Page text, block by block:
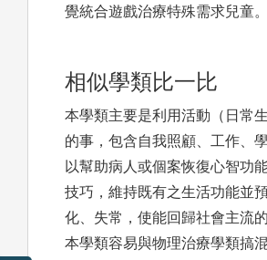
覺統合遊戲治療特殊需求兒童。
相似學類比一比
本學類主要是利用活動（日常
的事，包含自我照顧、工作、
以幫助病人或個案恢復心智功
技巧，維持既有之生活功能並
化、失常，使能回歸社會主流
本學類容易與物理治療學類搞混